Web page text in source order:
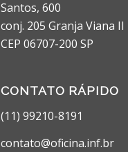
Santos, 600
conj. 205 Granja Viana II
CEP 06707-200 SP
CONTATO RÁPIDO
(11) 99210-8191
contato@oficina.inf.br